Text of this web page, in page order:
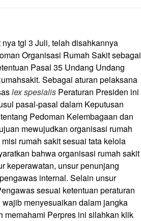
tgl 3 Juli, telah disahkannya
Organisasi Rumah Sakit sebagai
Pasal 35 Undang Undang
Sebagai aturan pelaksana
lex spesialis Peraturan Presiden ini
pasal-pasal dalam Keputusan
Pedoman Kelembagaan dan
mewujudkan organisasi rumah
rumah sakit sesuai tata kelola
bahwa organisasi rumah sakit
keperawatan, unsur penunjang
internal. Selain unsur
sesuai ketentuan peraturan
menyesuaikan dalam jangka
memahami Perpres ini silahkan klik